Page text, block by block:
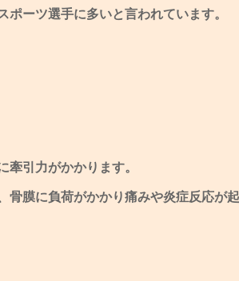
ーツ選手に多いと言われています。
引力がかかります。
膜に負荷がかかり痛みや炎症反応が